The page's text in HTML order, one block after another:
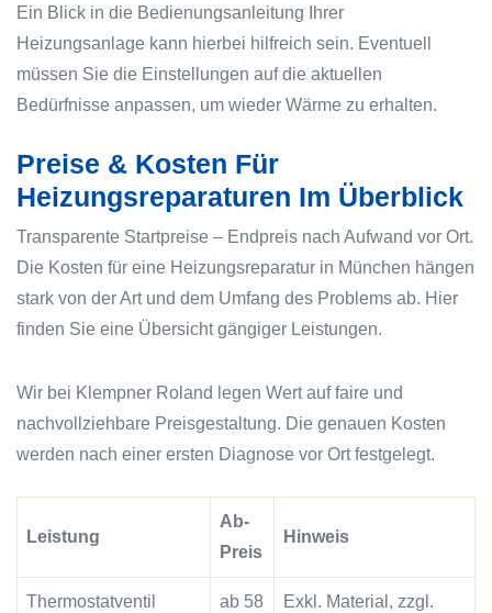
Ein Blick in die Bedienungsanleitung Ihrer
Heizungsanlage kann hierbei hilfreich sein. Eventuell
müssen Sie die Einstellungen auf die aktuellen
Bedürfnisse anpassen, um wieder Wärme zu erhalten.
Preise & Kosten Für
Heizungsreparaturen Im Überblick
Transparente Startpreise – Endpreis nach Aufwand vor Ort.
Die Kosten für eine Heizungsreparatur in München hängen
stark von der Art und dem Umfang des Problems ab. Hier
finden Sie eine Übersicht gängiger Leistungen.
Wir bei Klempner Roland legen Wert auf faire und
nachvollziehbare Preisgestaltung. Die genauen Kosten
werden nach einer ersten Diagnose vor Ort festgelegt.
Leistung
Ab-
Preis
Hinweis
Thermostatventil
ab 58
Exkl. Material, zzgl.